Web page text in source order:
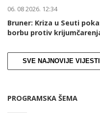
06. 08 2026. 12:34
Bruner: Kriza u Seuti
borbu protiv
SVE NAJNOVIJE VIJESTI
PROGRAMSKA ŠEMA